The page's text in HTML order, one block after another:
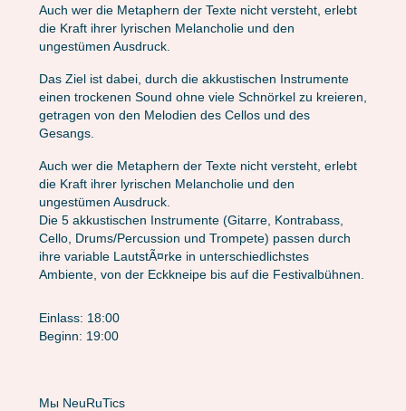
Auch wer die Metaphern der Texte nicht versteht, erlebt
die Kraft ihrer lyrischen Melancholie und den
ungestümen Ausdruck.
Das Ziel ist dabei, durch die akkustischen Instrumente
einen trockenen Sound ohne viele Schnörkel zu kreieren,
getragen von den Melodien des Cellos und des
Gesangs.
Auch wer die Metaphern der Texte nicht versteht, erlebt
die Kraft ihrer lyrischen Melancholie und den
ungestümen Ausdruck.
Die 5 akkustischen Instrumente (Gitarre, Kontrabass,
Cello, Drums/Percussion und Trompete) passen durch
ihre variable LautstÃ¤rke in unterschiedlichstes
Ambiente, von der Eckkneipe bis auf die Festivalbühnen.
Einlass: 18:00
Beginn: 19:00
Mы NeuRuTics